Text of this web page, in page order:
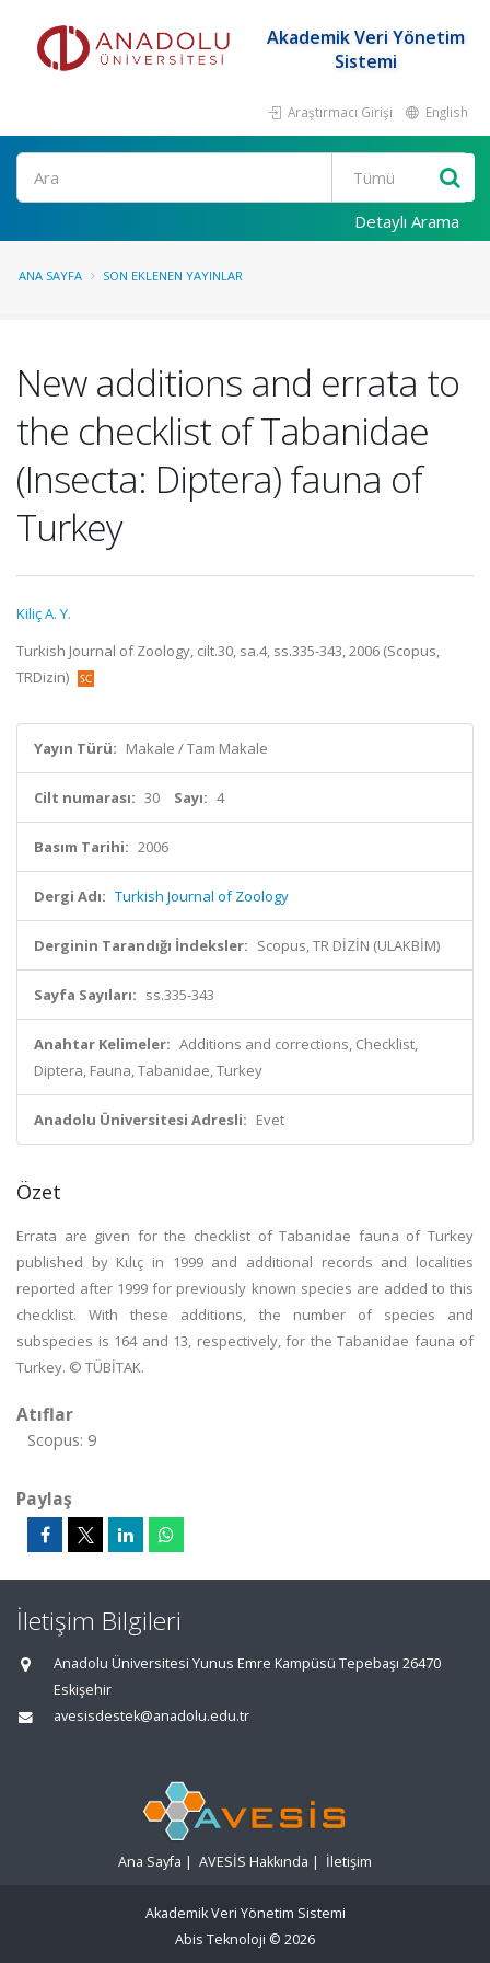
Akademik Veri Yönetim
Sistemi
Araştırmacı Girişi English
Ara
Detaylı Arama
ANA SAYFA SON EKLENEN YAYINLAR
New additions and errata to
the checklist of Tabanidae
(Insecta: Diptera) fauna of
Turkey
Kiliç A. Y.
Turkish Journal of Zoology, cilt.30, sa.4, ss.335-343, 2006 (Scopus,
TRDizin)
Yayın Türü: Makale / Tam Makale
Cilt numarası: 30 Sayı: 4
Basım Tarihi: 2006
Dergi Adı: Turkish Journal of Zoology
Derginin Tarandığı İndeksler: Scopus, TR DİZİN (ULAKBİM)
Sayfa Sayıları: ss.335-343
Anahtar Kelimeler: Additions and corrections, Checklist,
Diptera, Fauna, Tabanidae, Turkey
Anadolu Üniversitesi Adresli: Evet
Özet
Errata are given for the checklist of Tabanidae fauna of Turkey
published by Kιlιç in 1999 and additional records and localities
reported after 1999 for previously known species are added to this
checklist. With these additions, the number of species and
subspecies is 164 and 13, respectively, for the Tabanidae fauna of
Turkey. © TÜBİTAK.
Atıflar
Scopus: 9
Paylaş
İletişim Bilgileri
Anadolu Üniversitesi Yunus Emre Kampüsü Tepebaşı 26470
Eskişehir
avesisdestek@anadolu.edu.tr
Ana Sayfa | AVESİS Hakkında | İletişim
Akademik Veri Yönetim Sistemi
Abis Teknoloji © 2026